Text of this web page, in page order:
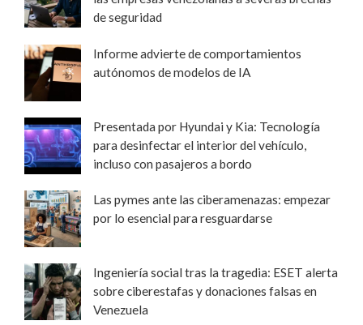
de seguridad
Informe advierte de comportamientos
autónomos de modelos de IA
Presentada por Hyundai y Kia: Tecnología
para desinfectar el interior del vehículo,
incluso con pasajeros a bordo
Las pymes ante las ciberamenazas: empezar
por lo esencial para resguardarse
Ingeniería social tras la tragedia: ESET alerta
sobre ciberestafas y donaciones falsas en
Venezuela